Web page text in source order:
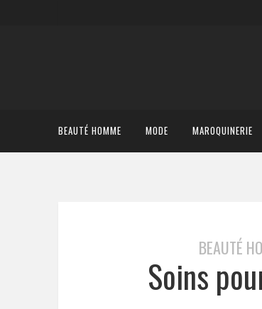
BEAUTÉ HOMME MODE MAROQUINERIE
BEAUTÉ
Soins